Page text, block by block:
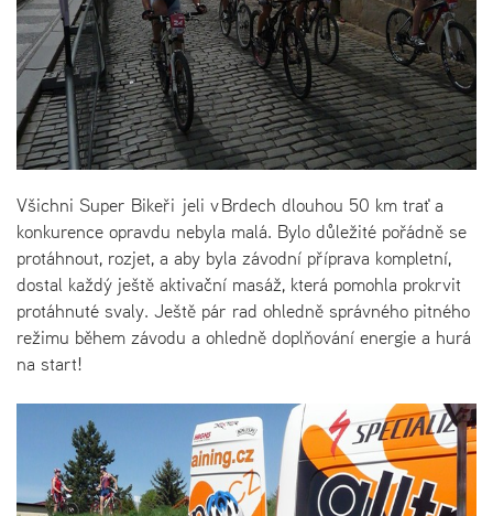
Všichni Super Bikeři jeli v Brdech dlouhou 50 km trať a
konkurence opravdu nebyla malá. Bylo důležité pořádně se
protáhnout, rozjet, a aby byla závodní příprava kompletní,
dostal každý ještě aktivační masáž, která pomohla prokrvit
protáhnuté svaly. Ještě pár rad ohledně správného pitného
režimu během závodu a ohledně doplňování energie a hurá
na start!